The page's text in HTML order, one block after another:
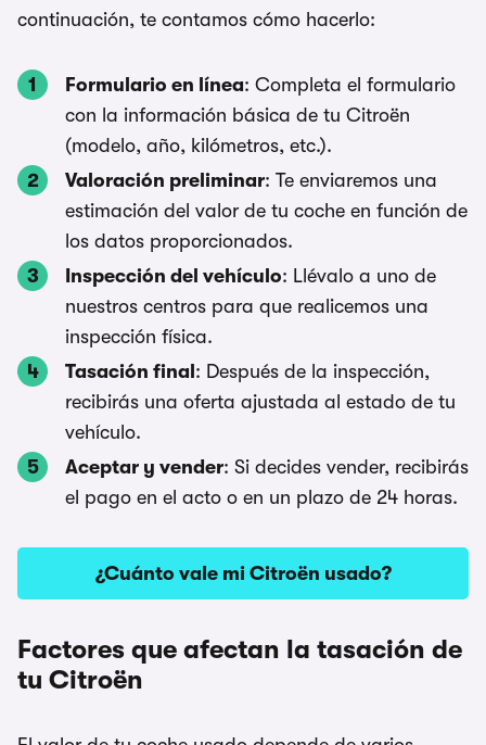
continuación, te contamos cómo hacerlo:
Formulario en línea: Completa el formulario
con la información básica de tu Citroën
(modelo, año, kilómetros, etc.).
Valoración preliminar: Te enviaremos una
estimación del valor de tu coche en función de
los datos proporcionados.
Inspección del vehículo: Llévalo a uno de
nuestros centros para que realicemos una
inspección física.
Tasación final : Después de la inspección,
recibirás una oferta ajustada al estado de tu
vehículo.
Aceptar y vender: Si decides vender, recibirás
el pago en el acto o en un plazo de 24 horas.
¿Cuánto vale mi Citroën usado?
Factores que afectan la tasación de
tu Citroën